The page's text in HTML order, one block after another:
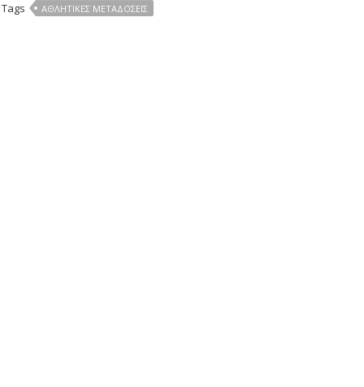
Tags ΑΘΛΗΤΙΚΕΣ ΜΕΤΑΔΟΣΕΙΣ